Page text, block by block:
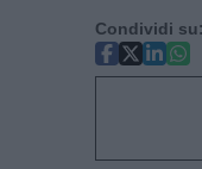
Condividi su: